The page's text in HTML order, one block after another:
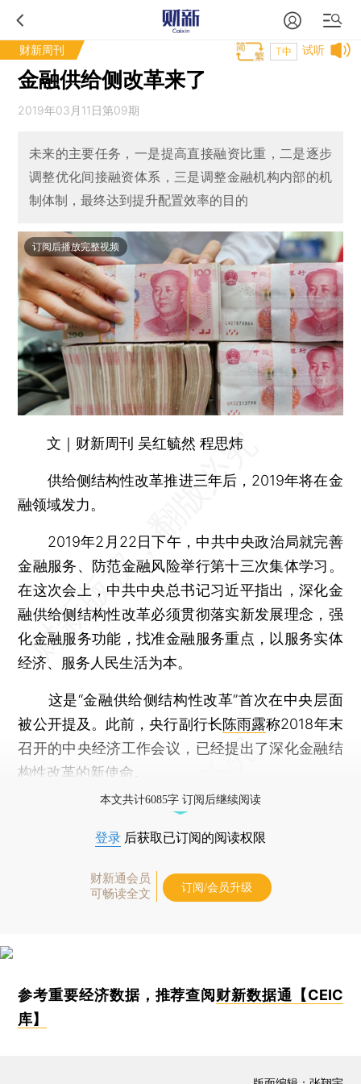
财新周刊 试听
T中
金融供给侧改革来了
2019年03月11日第09期
未来的主要任务，一是提高直接融资比重，二是逐步
调整优化间接融资体系，三是调整金融机构内部的机
制体制，最终达到提升配置效率的目的
订阅后播放完整视频
文｜财新周刊 吴红毓然 程思炜
供给侧结构性改革推进三年后，2019年将在金
融领域发力。
2019年2月22日下午，中共中央政治局就完善
金融服务、防范金融风险举行第十三次集体学习。
在这次会上，中共中央总书记习近平指出，深化金
融供给侧结构性改革必须贯彻落实新发展理念，强
化金融服务功能，找准金融服务重点，以服务实体
经济、服务人民生活为本。
这是“金融供给侧结构性改革”首次在中央层面
被公开提及。此前，央行副行长陈雨露称2018年末
召开的中央经济工作会议，已经提出了深化金融结
构性改革的新使命。
本文共计6085字 订阅后继续阅读
登录 后获取已订阅的阅读权限
财新通会员
可畅读全文
订阅/会员升级
参考重要经济数据，推荐查阅 财新数据通【CEIC
库】